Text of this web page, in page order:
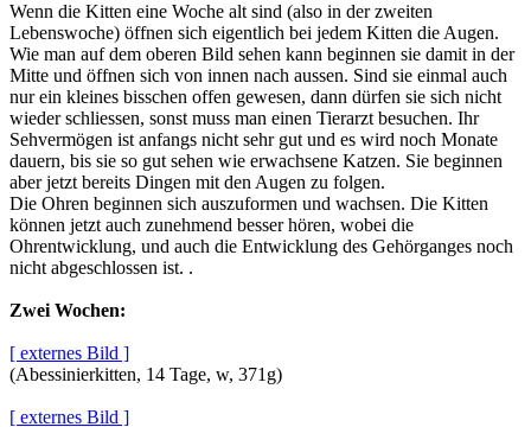
Wenn die Kitten eine Woche alt sind (also in der zweiten
Lebenswoche) öffnen sich eigentlich bei jedem Kitten die Augen.
Wie man auf dem oberen Bild sehen kann beginnen sie damit in der
Mitte und öffnen sich von innen nach aussen. Sind sie einmal auch
nur ein kleines bisschen offen gewesen, dann dürfen sie sich nicht
wieder schliessen, sonst muss man einen Tierarzt besuchen. Ihr
Sehvermögen ist anfangs nicht sehr gut und es wird noch Monate
dauern, bis sie so gut sehen wie erwachsene Katzen. Sie beginnen
aber jetzt bereits Dingen mit den Augen zu folgen.
Die Ohren beginnen sich auszuformen und wachsen. Die Kitten
können jetzt auch zunehmend besser hören, wobei die
Ohrentwicklung, und auch die Entwicklung des Gehörganges noch
nicht abgeschlossen ist. .
Zwei Wochen:
[ externes Bild ]
(Abessinierkitten, 14 Tage, w, 371g)
[ externes Bild ]